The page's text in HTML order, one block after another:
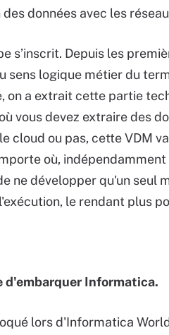
données avec les
s’inscrit. Depuis les
sens logique métier du
on a extrait cette partie
vous devez extraire des
cloud ou pas, cette VDM
où,
ne développer qu'un seul
le rendant plus
d'embarquer Informatica.
lors d'Informatica